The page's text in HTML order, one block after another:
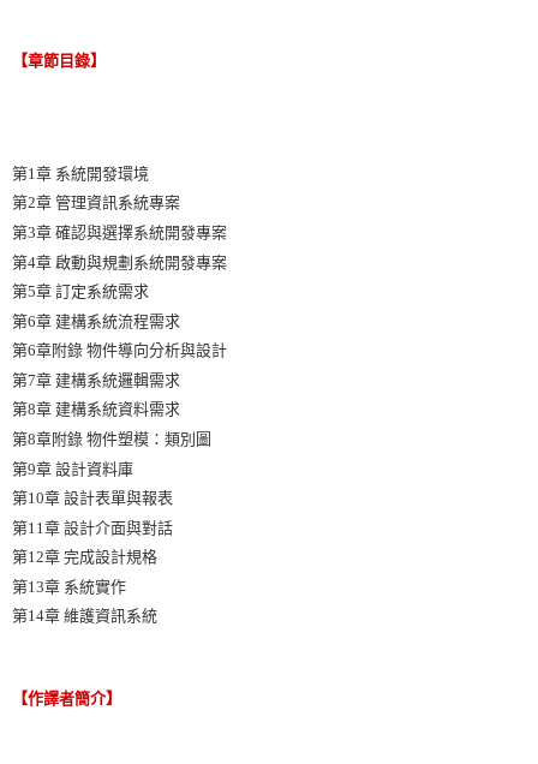
【章節目錄】
第1章 系統開發環境
第2章 管理資訊系統專案
第3章 確認與選擇系統開發專案
第4章 啟動與規劃系統開發專案
第5章 訂定系統需求
第6章 建構系統流程需求
第6章附錄 物件導向分析與設計
第7章 建構系統邏輯需求
第8章 建構系統資料需求
第8章附錄 物件塑模：類別圖
第9章 設計資料庫
第10章 設計表單與報表
第11章 設計介面與對話
第12章 完成設計規格
第13章 系統實作
第14章 維護資訊系統
【作譯者簡介】